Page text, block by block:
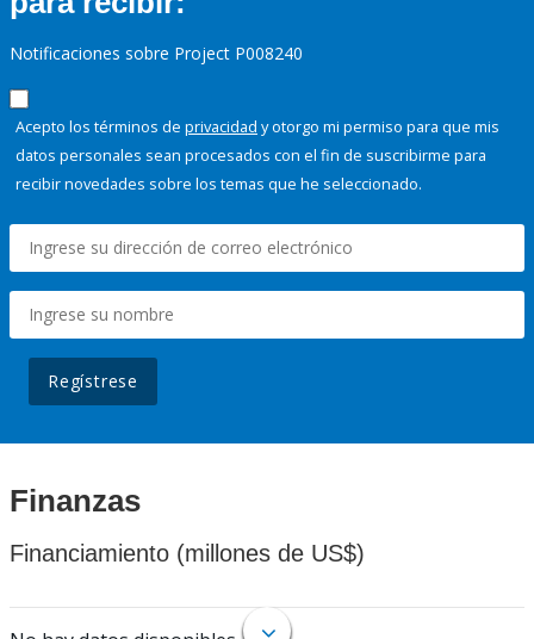
Notificaciones sobre Project P008240
Acepto los términos de privacidad y otorgo mi permiso para que mis
datos personales sean procesados con el fin de suscribirme para
recibir novedades sobre los temas que he seleccionado.
Regístrese
Finanzas
Financiamiento (millones de US$)